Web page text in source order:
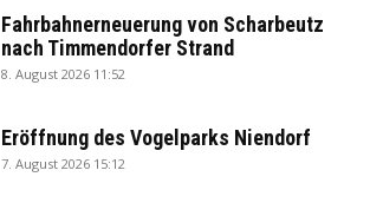
Fahrbahnerneuerung von Scharbeutz
nach Timmendorfer Strand
8. August 2026 11:52
Eröffnung des Vogelparks Niendorf
7. August 2026 15:12